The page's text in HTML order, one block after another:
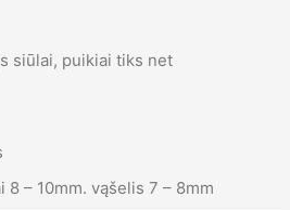
siūlai, puikiai tiks net
– 10mm. vąšelis 7 – 8mm